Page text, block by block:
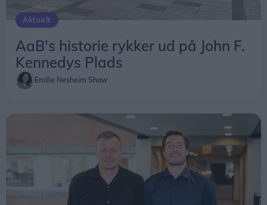
Aktuelt
AaB's historie rykker ud på John F.
Kennedys Plads
Emilie Nesheim Shaw